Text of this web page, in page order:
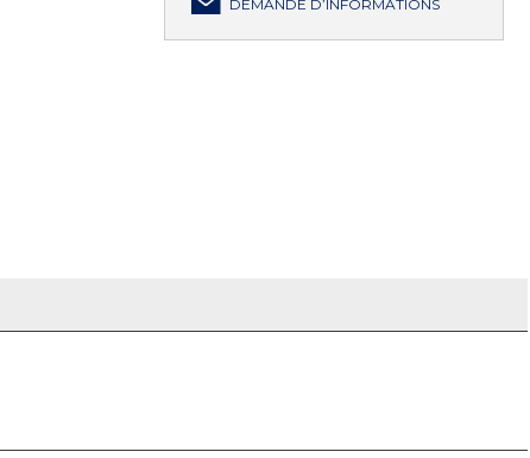
DEMANDE D’INFORMATIONS